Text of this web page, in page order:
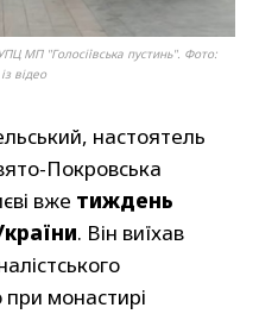
МП "Голосіївська пустинь". Фото:
відео
настоятель
Покровська
вже тиждень
. Він виїхав
монастирі